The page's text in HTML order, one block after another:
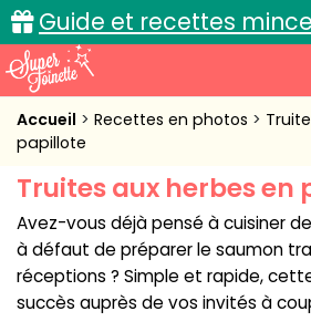
Guide et recettes
Accueil
Cuisine pratique
L'actu cuisine
Accueil Recettes en photos
papillote
Truites aux herbes en
Avez-vous déjà pensé à cuisiner
à défaut de préparer le saumon
réceptions ? Simple et rapide,
succès auprès de vos invités à